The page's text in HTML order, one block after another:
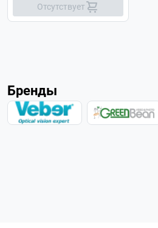
Отсутствует
Бренды